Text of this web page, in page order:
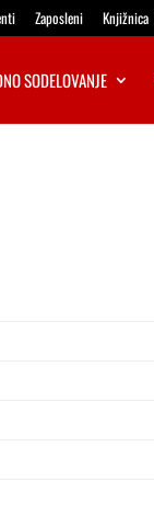
Zaposleni Knjižnica
SODELOVANJE